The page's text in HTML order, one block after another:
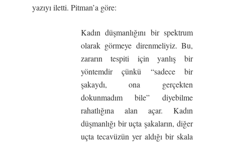
yazıyı iletti. Pitman’a göre:
Kadın düşmanlığını bir spektrum
olarak görmeye direnmeliyiz. Bu,
zararın tespiti için yanlış bir
yöntemdir çünkü “sadece bir
şakaydı, ona gerçekten
dokunmadım bile” diyebilme
rahatlığına alan açar. Kadın
düşmanlığı bir uçta şakaların, diğer
uçta tecavüzün yer aldığı bir skala